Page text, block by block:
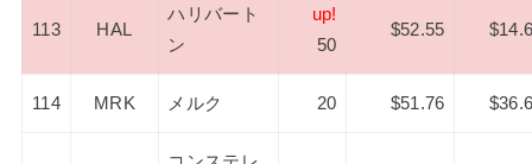
113 HAL
ハリバート
ン
up!
50
$52.55
114 MRK メルク 20 $51.76